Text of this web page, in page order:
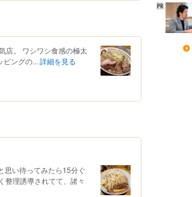
店。 ワシワシ食感の極太
ピングの... 詳細を見る
思い待ってみたら15分ぐ
整理誘導されてて、諸々